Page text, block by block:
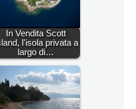
In Vendita Scott
l'isola privata a
largo di…